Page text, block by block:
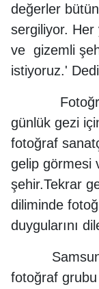
değerler
sergiliyor. Her
ve gizemli
istiyoruz.'
Fotoğraf
günlük gezi
fotoğraf
gelip görmesi
şehir.Tekrar
diliminde
duygularını
Samsung
fotoğraf